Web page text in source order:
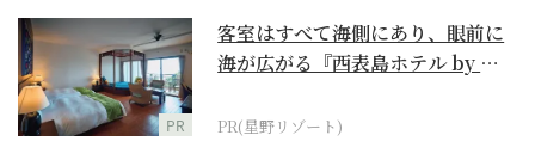
PR
客室はすべて海側にあり、眼前に
海が広がる『西表島ホテル by 星
PR(星野リゾート)